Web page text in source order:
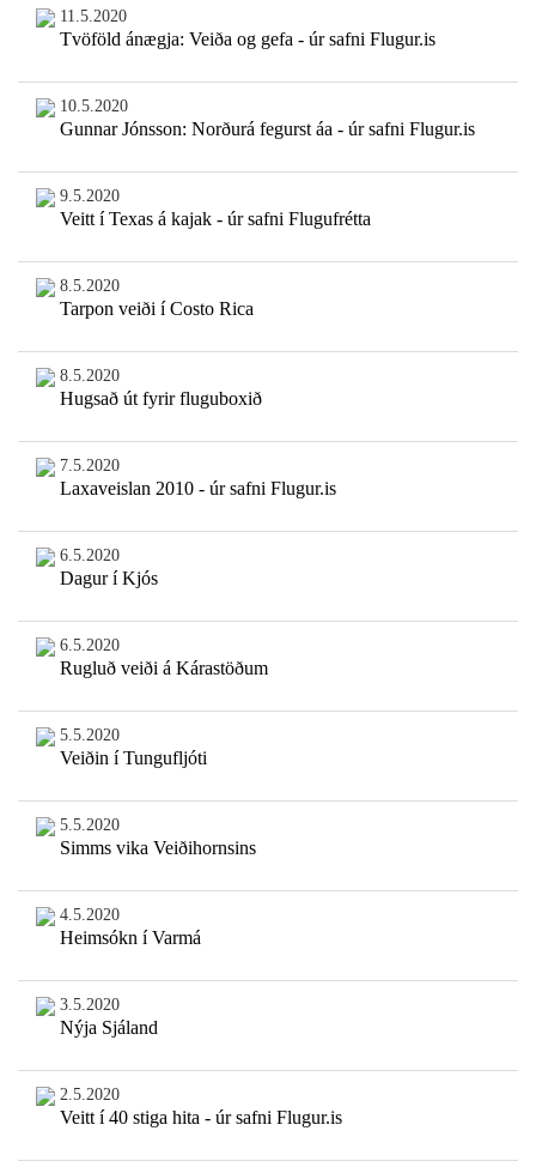
11.5.2020
Tvöföld ánægja: Veiða og gefa - úr safni Flugur.is
10.5.2020
Gunnar Jónsson: Norðurá fegurst áa - úr safni Flugur.is
9.5.2020
Veitt í Texas á kajak - úr safni Flugufrétta
8.5.2020
Tarpon veiði í Costo Rica
8.5.2020
Hugsað út fyrir fluguboxið
7.5.2020
Laxaveislan 2010 - úr safni Flugur.is
6.5.2020
Dagur í Kjós
6.5.2020
Rugluð veiði á Kárastöðum
5.5.2020
Veiðin í Tungufljóti
5.5.2020
Simms vika Veiðihornsins
4.5.2020
Heimsókn í Varmá
3.5.2020
Nýja Sjáland
2.5.2020
Veitt í 40 stiga hita - úr safni Flugur.is